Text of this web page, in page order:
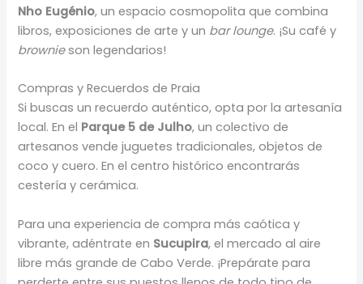
Nho Eugénio, un espacio cosmopolita que combina
libros, exposiciones de arte y un bar lounge. ¡Su café y
brownieson legendarios!
Compras y Recuerdos de Praia
Si buscas un recuerdo auténtico, opta por la artesanía
local. En el Parque 5 de Julho, un colectivo de
artesanos vende juguetes tradicionales, objetos de
coco y cuero. En el centro histórico encontrarás
cestería y cerámica.
Para una experiencia de compra más caótica y
vibrante, adéntrate en Sucupira, el mercado al aire
libre más grande de Cabo Verde. ¡Prepárate para